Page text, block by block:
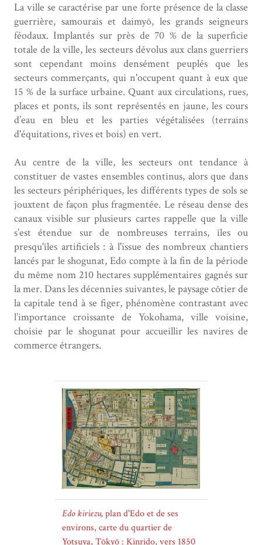
La ville se caractérise par une forte présence de la classe
guerrière, samourais et daimyō, les grands seigneurs
féodaux. Implantés sur près de 70 % de la superficie
totale de la ville, les secteurs dévolus aux clans guerriers
sont cependant moins densément peuplés que les
secteurs commerçants, qui n'occupent quant à eux que
15 % de la surface urbaine. Quant aux circulations, rues,
places et ponts, ils sont représentés en jaune, les cours
d’eau en bleu et les parties végétalisées (terrains
d'équitations, rives et bois) en vert.
Au centre de la ville, les secteurs ont tendance à
constituer de vastes ensembles continus, alors que dans
les secteurs périphériques, les différents types de sols se
jouxtent de façon plus fragmentée. Le réseau dense des
canaux visible sur plusieurs cartes rappelle que la ville
s’est étendue sur de nombreuses terrains, îles ou
presqu'îles artificiels : à l'issue des nombreux chantiers
lancés par le shogunat, Edo compte à la fin de la période
du même nom 210 hectares supplémentaires gagnés sur
la mer. Dans les décennies suivantes, le paysage côtier de
la capitale tend à se figer, phénomène contrastant avec
l’importance croissante de Yokohama, ville voisine,
choisie par le shogunat pour accueillir les navires de
commerce étrangers.
Edo kiriezu,plan d'Edo et de ses
environs, carte du quartier de
Yotsuya, Tōkyō : Kinrido, vers 1850